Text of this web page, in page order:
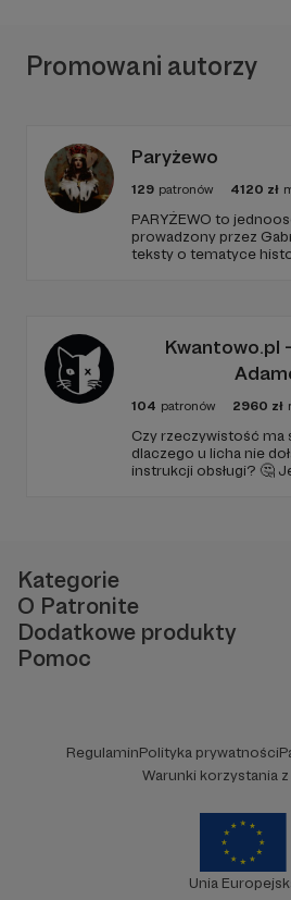
Promowani autorzy
Paryżewo
129 patronów 4120 zł
PARYŻEWO to
prowadzony przez
teksty o tematyce
Kwantowo.pl
104 patronów 2960 zł
Czy rzeczywistość ma
dlaczego u licha nie
instrukcji obsługi? 🤔
Kategorie
O Patronite
Dodatkowe produkty
Pomoc
RegulaminPolityka prywatności
Warunki korzystania
Unia